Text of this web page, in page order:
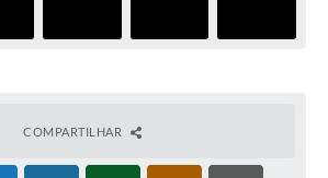
COMPARTILHAR